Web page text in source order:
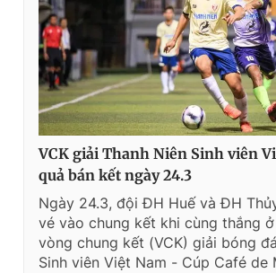
VCK giải Thanh Niên Sinh viên
quả bán kết ngày 24.3
Ngày 24.3, đội ĐH Huế và ĐH
vé vào chung kết khi cùng thắng
vòng chung kết (VCK) giải bóng
Sinh viên Việt Nam - Cúp Café de